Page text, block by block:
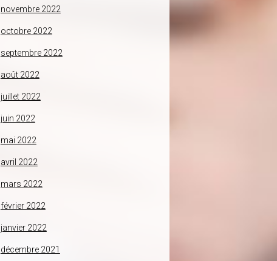
novembre 2022
octobre 2022
septembre 2022
août 2022
juillet 2022
juin 2022
mai 2022
avril 2022
mars 2022
février 2022
janvier 2022
décembre 2021